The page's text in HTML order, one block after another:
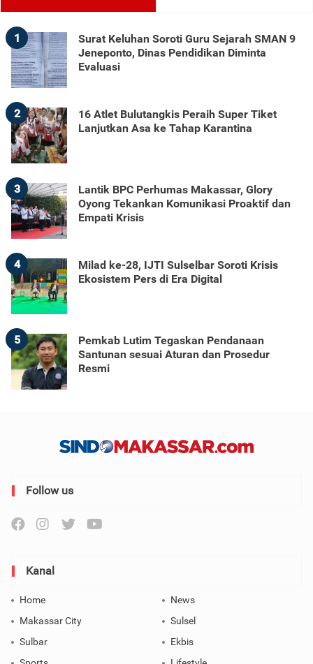
1
Surat Keluhan Soroti Guru Sejarah SMAN 9
Jeneponto, Dinas Pendidikan Diminta
Evaluasi
2
16 Atlet Bulutangkis Peraih Super Tiket
Lanjutkan Asa ke Tahap Karantina
3
Lantik BPC Perhumas Makassar, Glory
Oyong Tekankan Komunikasi Proaktif dan
Empati Krisis
4
Milad ke-28, IJTI Sulselbar Soroti Krisis
Ekosistem Pers di Era Digital
5
Pemkab Lutim Tegaskan Pendanaan
Santunan sesuai Aturan dan Prosedur
Resmi
Follow us
Kanal
Home
News
Makassar City
Sulsel
Sulbar
Ekbis